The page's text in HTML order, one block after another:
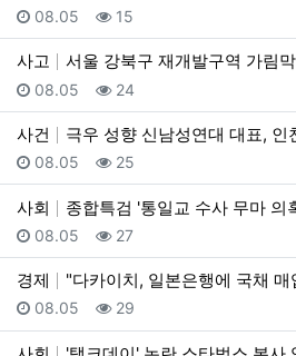
등록일
08.05 조회
15
사고 서울 강북구 재개발구역 가림
등록일
08.05 조회
24
사건 극우 성향 신남성연대 대표,
등록일
08.05 조회
25
사회 종합특검 '통일교 수사 무마
등록일
08.05 조회
27
경제 "다카이치, 일본은행에 국채
등록일
08.05 조회
29